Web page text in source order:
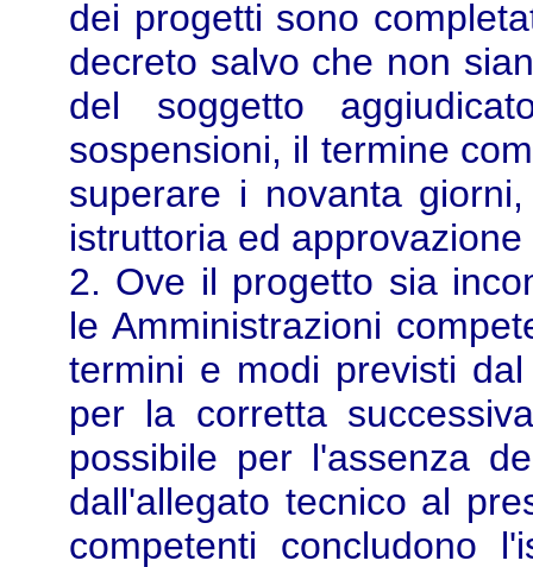
dei progetti sono
decreto salvo che non
del soggetto
sospensioni, il termine
superare i novanta
istruttoria ed
2. Ove il progetto sia
le Amministrazioni
termini e modi previsti
per la corretta
possibile per l'assenza
dall'allegato tecnico al
competenti concludono